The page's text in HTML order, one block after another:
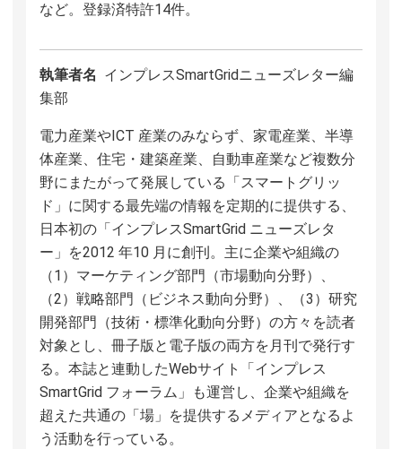
など。登録済特許14件。
執筆者名 インプレスSmartGridニューズレター編
集部
電力産業やICT 産業のみならず、家電産業、半導
体産業、住宅・建築産業、自動車産業など複数分
野にまたがって発展している「スマートグリッ
ド」に関する最先端の情報を定期的に提供する、
日本初の「インプレスSmartGrid ニューズレタ
ー」を2012 年10 月に創刊。主に企業や組織の
（1）マーケティング部門（市場動向分野）、
（2）戦略部門（ビジネス動向分野）、（3）研究
開発部門（技術・標準化動向分野）の方々を読者
対象とし、冊子版と電子版の両方を月刊で発行す
る。本誌と連動したWebサイト「インプレス
SmartGrid フォーラム」も運営し、企業や組織を
超えた共通の「場」を提供するメディアとなるよ
う活動を行っている。